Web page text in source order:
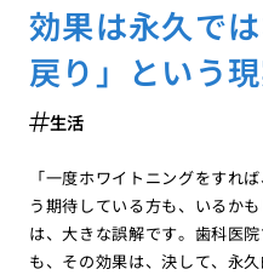
効果は永久で
戻り」という
生活
「一度ホワイトニングをすれ
う期待している方も、いるか
は、大きな誤解です。歯科医
も、その効果は、決して、永